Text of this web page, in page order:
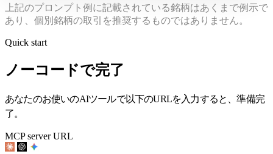
あり、個別銘柄の取引を推奨するものではありません。
ノーコードで完了
了。